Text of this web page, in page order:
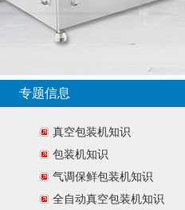
专题信息
真空包装机知识
包装机知识
气调保鲜包装机知识
全自动真空包装机知识